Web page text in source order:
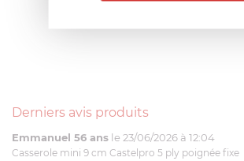
Derniers avis produits
Emmanuel 56 ans le 23/06/2026 à 12:04
Casserole mini 9 cm Castelpro 5 ply poignée fixe